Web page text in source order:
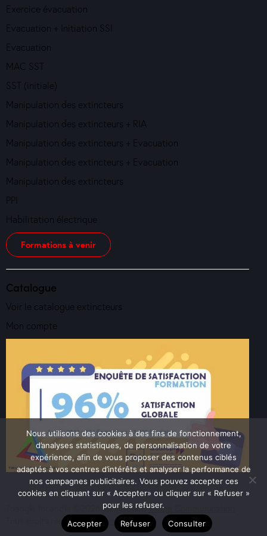
Exercice évacuation
Evacuation + Initiation SSI
Evacuation
MAC SST
SST (initiale)
Manipulation des extincteurs
Manipulation des extincteurs + RIA
Manipulation des extincteurs + Evacuation
Manipulation des extincteurs + Evacuation
Manipulation des extincteurs
PPI
Habilitation électrique
Formations à venir
Catalogue
Voir le catalogue extincteurs
Mon compte
Triangle Incendie ©2026. RéalisationYanna Communication
Tous droits réservés.Mentions Légales
Nous utilisons des cookies à des fins de fonctionnement,
d’analyses statistiques, de personnalisation de votre
expérience, afin de vous proposer des contenus ciblés
adaptés à vos centres d’intérêts et analyser la performance de
nos campagnes publicitaires. Vous pouvez accepter ces
cookies en cliquant sur « Accepter» ou cliquer sur « Refuser »
pour les refuser.
Accepter
Refuser Consulter